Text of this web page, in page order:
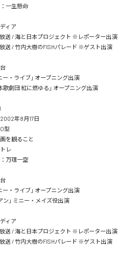
一生懸命
ィア
送 / 海と日本プロジェクト ※レポーター出演
送 / 竹内大樹のFISHパレード ※ゲスト出演
ー・ライブ」 オープニング出演
歌劇団 紅に燃ゆる」 オープニング出演
年8月17日
型
を観ること
レ
万理一空
ー・ライブ」 オープニング出演
ン」 ミニー・メイズ役出演
ィア
送 / 海と日本プロジェクト ※レポーター出演
送 / 竹内大樹のFISHパレード ※ゲスト出演